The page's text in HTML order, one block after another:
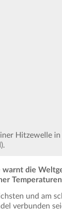
Hitzewelle
die
und am
verbunden